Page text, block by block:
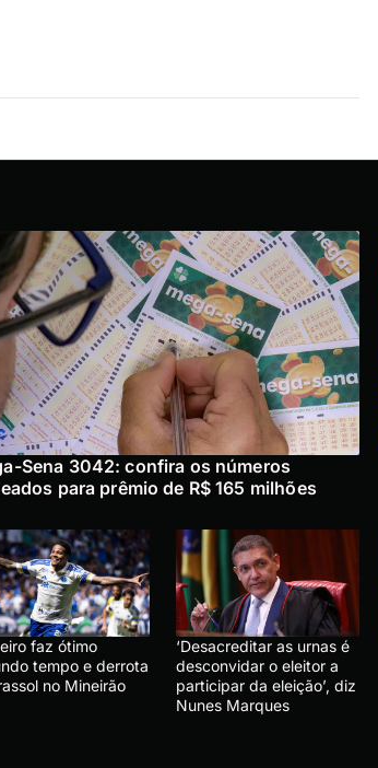
Sena 3042: confira os números
para prêmio de R$ 165 milhões
faz ótimo
tempo e derrota
no Mineirão
‘Desacreditar as urnas é
desconvidar o eleitor a
participar da eleição’, diz
Nunes Marques